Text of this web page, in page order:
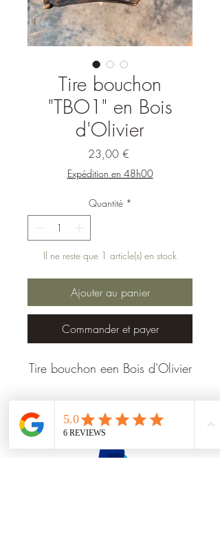
Tire bouchon
"TBO1" en Bois
d'Olivier
23,00 €Prix
Expédition en 48h00
Quantité *
Il ne reste que 1 article(s) en stock
Ajouter au panier
Commander et payer
Tire bouchon een Bois d'Olivier